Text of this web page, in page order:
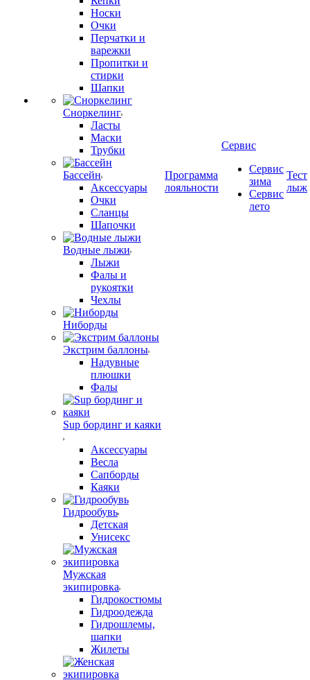
Носки
Очки
Перчатки и
варежки
Пропитки и
стирки
Шапки
Сноркелинг
Ласты
Маски
Трубки
Бассейн
Аксессуары
Очки
Сланцы
Шапочки
Водные лыжи
Лыжи
Фалы и
рукоятки
Чехлы
Ниборды
Экстрим баллоны
Надувные
плюшки
Фалы
Sup бординг и каяки
Аксессуары
Весла
Сапборды
Каяки
Гидрообувь
Детская
Унисекс
Мужская
экипировка
Гидрокостюмы
Гидроодежда
Гидрошлемы,
шапки
Жилеты
Программа
лояльности
Сервис
Сервис
зима
Сервис
лето
Тест
лыж